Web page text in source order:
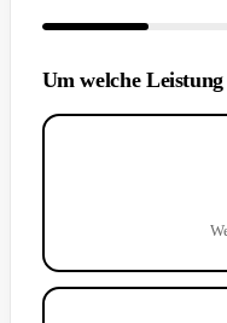
Um welche Leistung